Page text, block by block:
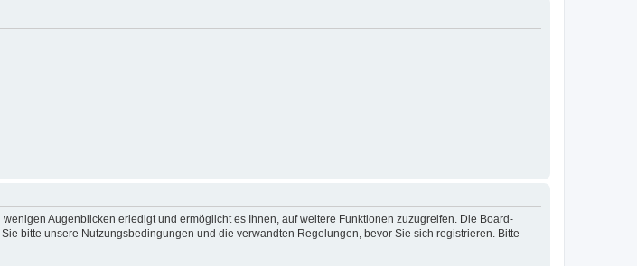
Augenblicken erledigt und ermöglicht es Ihnen, auf weitere Funktionen zuzugreifen. Die Board-
bitte unsere Nutzungsbedingungen und die verwandten Regelungen, bevor Sie sich registrieren. Bitte